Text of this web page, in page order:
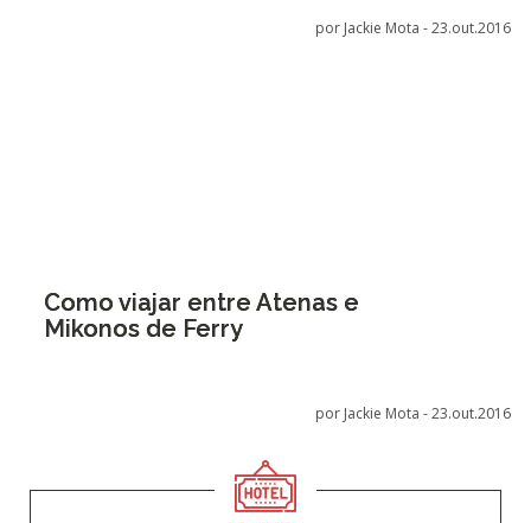
por Jackie Mota -23.out.2016
Como viajar entre Atenas e
Mikonos de Ferry
por Jackie Mota -23.out.2016